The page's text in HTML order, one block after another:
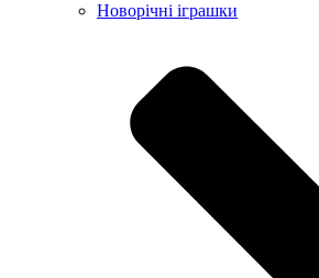
Новорічні іграшки